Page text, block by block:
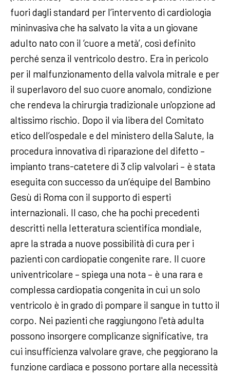
fuori dagli standard per l’intervento di cardiologia
mininvasiva che ha salvato la vita a un giovane
adulto nato con il ‘cuore a metà’, così definito
perché senza il ventricolo destro. Era in pericolo
per il malfunzionamento della valvola mitrale e per
il superlavoro del suo cuore anomalo, condizione
che rendeva la chirurgia tradizionale un'opzione ad
altissimo rischio. Dopo il via libera del Comitato
etico dell’ospedale e del ministero della Salute, la
procedura innovativa di riparazione del difetto –
impianto trans-catetere di 3 clip valvolari – è stata
eseguita con successo da un’équipe del Bambino
Gesù di Roma con il supporto di esperti
internazionali. Il caso, che ha pochi precedenti
descritti nella letteratura scientifica mondiale,
apre la strada a nuove possibilità di cura per i
pazienti con cardiopatie congenite rare. Il cuore
univentricolare – spiega una nota – è una rara e
complessa cardiopatia congenita in cui un solo
ventricolo è in grado di pompare il sangue in tutto il
corpo. Nei pazienti che raggiungono l'età adulta
possono insorgere complicanze significative, tra
cui insufficienza valvolare grave, che peggiorano la
funzione cardiaca e possono portare alla necessità